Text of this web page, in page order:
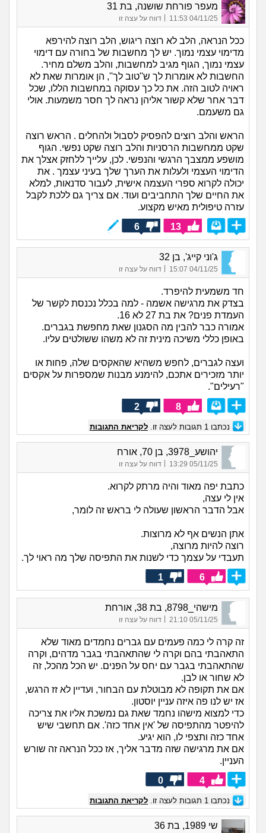
מעפר פורחת שושנה, בת 31
04/11/25 11:53 דווח על עצה זו
ככל הנראה, הלב לא רוצה ריגוש, הלב רוצה להירפא
מדימוי עצמי נמוך. יש לך מחשבות של בחורה עם דימוי
עצמי נמוך, הגוף מגיב למחשבות, והלב משלם מחיר.
החשבות לא אומרות לך ש''טוב לך'', הן אומרות שאת לא
ראויה לטוב הזה. את כל כך עסוקה במחשבות הללו, שכל
דבר אחר שלא קשור אליהן נראה לך חסר משמעות. אולי
גם משעמם.
הראש והלב רוצים להפסיק לסבול ולהחלים . הראש רוצה
שקט ממחשבות הרסניות והלב רוצה שקט נפשי. הגוף
מושפע ממצבך הרגשי והנפשי. לכן, עלייך ללחזק אצלך את
הדימוי העצמי ולעלות את הערך שלך בעיני עצמך . את
יכולה לקרוא ספרי העצמה אישית, לעבור סדנאות, למלא
את החיים שלך התחביבים ועוד. אם צריך גם ללכת לקבל
עזרה טיפולית מאיש מקצוע.
13
6
ג'וני קייג', בן 32
04/11/25 15:07 דווח על עצה זו
חד משמעית להיפרד.
בצדק את מרגישה אשמה - למה בכלל נכנסת לקשר של
העמדת פנים? את בת 27 לא 16.
אמורה כבר להבין מה הסגנון שאת מחפשת בגברים.
באופן כללי משיכה מינית זה לא משהו ששולטים עליו.
ועצה לגברים, לחפש משהיא שהאקסים שלה, פחות או
יותר מזכירים אתכם, להימנע מבנות שמספרות על אקסים
"רעילים".
8
2
נכתבו 1 תגובות לעצה זו. לקריאת התגובות
יהושע_3978, בן 70, אורח
05/11/25 13:29
| דווח על עצה זו
כתבת יפה מאוד והיה מרתק לקרוא.
אין לי עצה,
אבל הדבר הראשון שעולה לי בראש זה לומר,
אתן הנשים אף לא מרוצות.
רוצה להיות מרוצה,
תעבדי על עצמך כדי לשנות את התפיסה שלך מה ראוי לך.
6
1
מישהי_8798, בת 38, אורחת
05/11/25 21:10
| דווח על עצה זו
זה קרה לי כמה פעמים עם גברים נחמדים מאוד שלא
התאהבתי בהם וקרה לי שהתאהבתי בגבר מדהים, וקרה
שהתאהבתי בגבר עם יחס על הפנים. יש הכל מהכל, זה
לא שחור או לבן.
אם את תקופה לא מבוטלת עם הבחור, ועדיין לא זז הרגש,
אז יש לנו פה איזה עניין יוסטון.
כדי למצוא מישהו נחמד שאת גם נמשכת אליו את צריכה
להיפטר מהתפיסה של 'אין אחד כזה'. אם תחשבי שיש
אחד כזה ותצפי לו, הוא יגיע.
אם את מרגישה שזה מדבר אליך, אז ככל הנראה זה שורש
העניין.
4
0
נכתבו 1 תגובות לעצה זו. לקריאת התגובות
שי 1989, בת 36